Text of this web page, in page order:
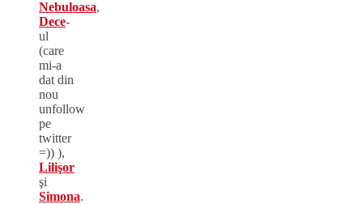
Nebuloasa,
Dece-
ul
(care
mi-a
dat din
nou
unfollow
pe
twitter
=)) ),
Lilişor
şi
Simona.